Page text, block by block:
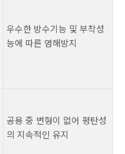
우수한 방수기능 및 부착성
능에 따른 염해방지
공용 중 변형이 없어 평탄성
의 지속적인 유지